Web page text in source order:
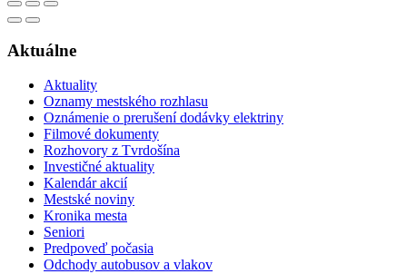
Aktuálne
Aktuality
Oznamy mestského rozhlasu
Oznámenie o prerušení dodávky elektriny
Filmové dokumenty
Rozhovory z Tvrdošína
Investičné aktuality
Kalendár akcií
Mestské noviny
Kronika mesta
Seniori
Predpoveď počasia
Odchody autobusov a vlakov